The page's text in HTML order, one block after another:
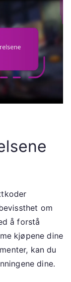
om
å forstå
kjøpene dine
kan du
dine.